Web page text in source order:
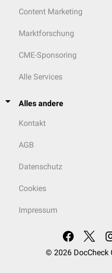
Content Marketing
Marktforschung
CME-Sponsoring
Alle Services
Alles andere
Kontakt
AGB
Datenschutz
Cookies
Impressum
© 2026 DocCheck